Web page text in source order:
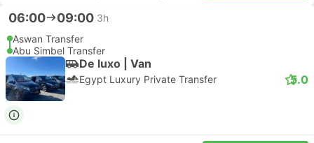
06:00 09:00 3h
Aswan Transfer
Abu Simbel Transfer
De luxo | Van
Egypt Luxury Private Transfer 5.0